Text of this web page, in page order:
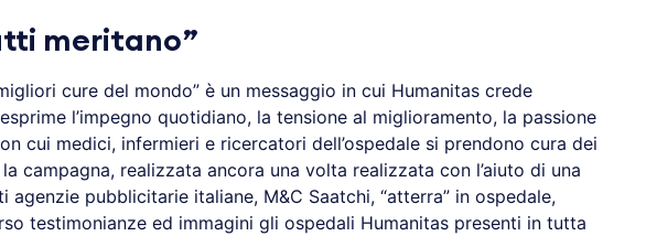
meritano”
cure del mondo” è un messaggio in cui Humanitas crede
l’impegno quotidiano, la tensione al miglioramento, la passione
cui medici, infermieri e ricercatori dell’ospedale si prendono cura dei
la campagna, realizzata ancora una volta realizzata con l’aiuto di una
agenzie pubblicitarie italiane, M&C Saatchi, “atterra” in ospedale,
testimonianze ed immagini gli ospedali Humanitas presenti in tutta